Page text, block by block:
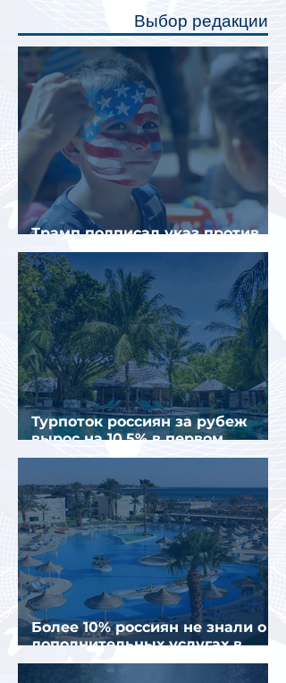
Выбор редакции
Трамп подписал указ против
«родильного туризма» в США
Турпоток россиян за рубеж
вырос на 10,5% в первом
полугодии 2026 года
Более 10% россиян не знали о
дополнительных услугах в
отелях